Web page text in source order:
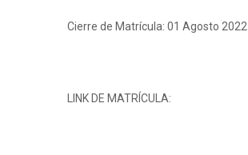
Cierre de Matrícula: 01 Agosto 2022
LINK DE MATRÍCULA: